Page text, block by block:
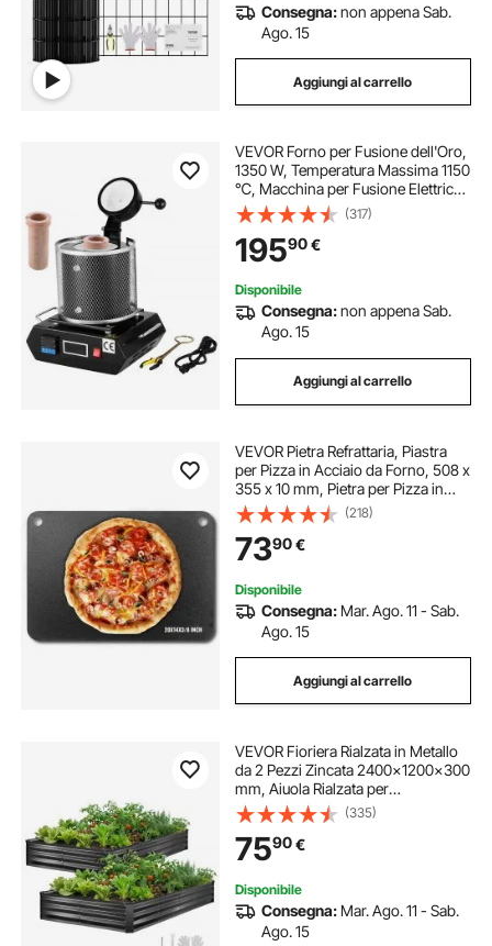
Consegna:non appena Sab.
Ago. 15
Aggiungi al carrello
VEVOR Forno per Fusione dell'Oro,
1350 W, Temperatura Massima 1150
℃, Macchina per Fusione Elettrica
Digitale, con Crogiolo in Ceramica
da 1 kg, per Raffinazione di Metalli
Preziosi, Fonde Oro
(317)
19590€
Disponibile
Consegna:non appena Sab.
Ago. 15
Aggiungi al carrello
VEVOR Pietra Refrattaria, Piastra
per Pizza in Acciaio da Forno, 508 x
355 x 10 mm, Pietra per Pizza in
Acciaio al Carbonio, Teglia per
Pizza Resistente per Griglia
Barbecue all'Aperto, Forno Interno
(218)
7390€
Disponibile
Consegna: Mar. Ago. 11 - Sab.
Ago. 15
Aggiungi al carrello
VEVOR Fioriera Rialzata in Metallo
da 2 Pezzi Zincata 2400x1200x300
mm, Aiuola Rialzata per
Giardinaggio Rettangolare in
Metallo da Esterno Fioriera Rialzata
Coltivazione Fiori Verdure Piante
Orto
(335)
7590€
Disponibile
Consegna: Mar. Ago. 11 - Sab.
Ago. 15